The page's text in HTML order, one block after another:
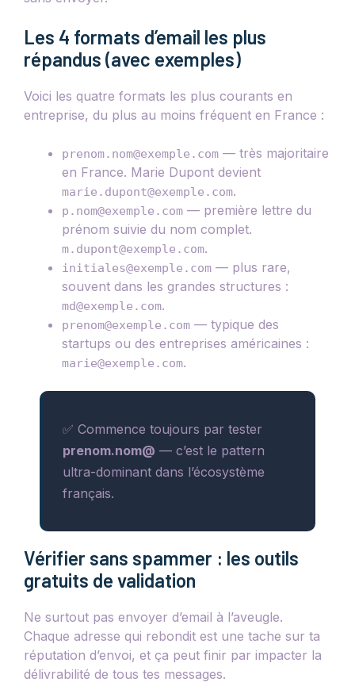
Les 4 formats d’email les plus
répandus (avec exemples)
Voici les quatre formats les plus courants en
entreprise, du plus au moins fréquent en France :
prenom.nom@exemple.com — très majoritaire
en France. Marie Dupont devient
marie.dupont@exemple.com.
p.nom@exemple.com — première lettre du
prénom suivie du nom complet.
m.dupont@exemple.com.
initiales@exemple.com — plus rare,
souvent dans les grandes structures :
md@exemple.com.
prenom@exemple.com — typique des
startups ou des entreprises américaines :
marie@exemple.com.
✅ Commence toujours par tester
prenom.nom@ — c’est le pattern
ultra-dominant dans l’écosystème
français.
Vérifier sans spammer : les outils
gratuits de validation
Ne surtout pas envoyer d’email à l’aveugle.
Chaque adresse qui rebondit est une tache sur ta
réputation d’envoi, et ça peut finir par impacter la
délivrabilité de tous tes messages.